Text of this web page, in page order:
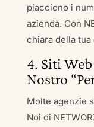
piacciono i
azienda. Con
chiara della
4. Siti
Nostro
Molte agenzie
Noi di